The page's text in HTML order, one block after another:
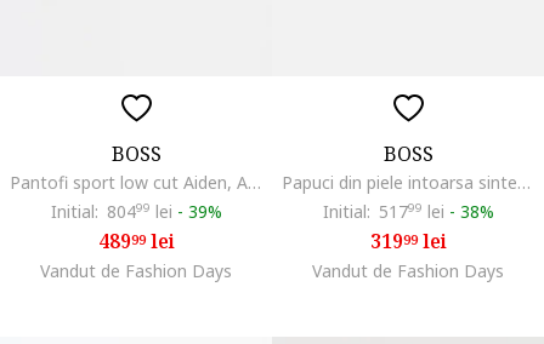
BOSS
Pantofi sport low cut Aiden, Alb fildes/Negru
Initial: 80499 lei - 39%
48999lei
Vandut de Fashion Days
BOSS
Papuci din piele intoarsa sintetica cu catarama Surfley, Negru
Initial: 51799 lei - 38%
31999lei
Vandut de Fashion Days